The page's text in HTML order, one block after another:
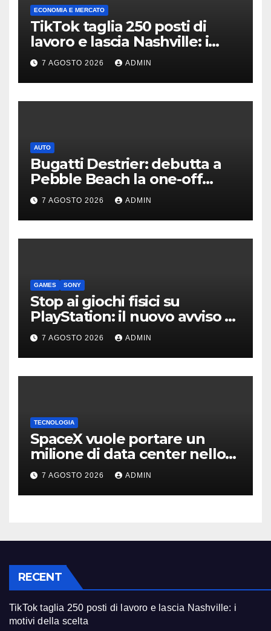
ECONOMIA E MERCATO
TikTok taglia 250 posti di
lavoro e lascia Nashville: i
motivi della scelta
7 AGOSTO 2026 ADMIN
AUTO
Bugatti Destrier: debutta a
Pebble Beach la one-off
derivata dalla Bolide
7 AGOSTO 2026 ADMIN
GAMES SONY
Stop ai giochi fisici su
PlayStation: il nuovo avviso di
Sony è l’ennesima conferma
7 AGOSTO 2026 ADMIN
TECNOLOGIA
SpaceX vuole portare un
milione di data center nello
spazio: Nvidia sarà il cervello
7 AGOSTO 2026 ADMIN
RECENT
TikTok taglia 250 posti di lavoro e lascia Nashville: i
motivi della scelta